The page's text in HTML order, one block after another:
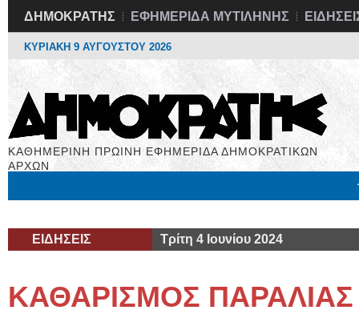
ΔΗΜΟΚΡΑΤΗΣ ΕΦΗΜΕΡΙΔΑ ΜΥΤΙΛΗΝΗΣ
ΚΥΡΙΑΚΗ 9 ΑΥΓΟΥΣΤΟΥ 2026
ΚΑΘΗΜΕΡΙΝΗ ΠΡΩΙΝΗ ΕΦΗΜΕΡΙΔΑ ΔΗΜΟΚΡΑΤΙΚΩΝ
ΑΡΧΩΝ
ΕΙΔΗΣΕΙΣ Τρίτη 4 Ιουνίου 2024
ΚΑΘΑΡΙΣΜΟΣ ΠΑΡΑΛΙΑΣ